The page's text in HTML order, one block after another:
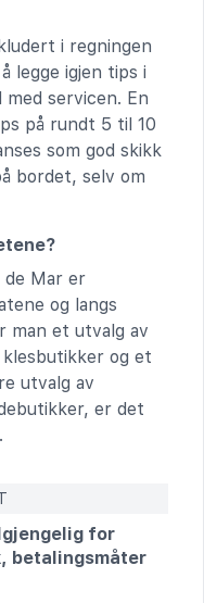
i regningen
legge igjen tips i
servicen. En
på rundt 5 til 10
som god skikk
bordet, selv om
de Mar er
og langs
man et utvalg av
og et
utvalg av
er det
for
betalingsmåter